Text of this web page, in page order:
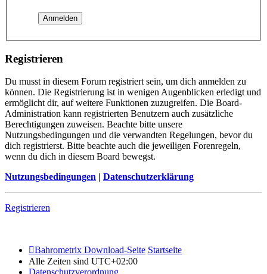
Registrieren
Du musst in diesem Forum registriert sein, um dich anmelden zu
können. Die Registrierung ist in wenigen Augenblicken erledigt und
ermöglicht dir, auf weitere Funktionen zuzugreifen. Die Board-
Administration kann registrierten Benutzern auch zusätzliche
Berechtigungen zuweisen. Beachte bitte unsere
Nutzungsbedingungen und die verwandten Regelungen, bevor du
dich registrierst. Bitte beachte auch die jeweiligen Forenregeln,
wenn du dich in diesem Board bewegst.
Nutzungsbedingungen | Datenschutzerklärung
Registrieren
Bahrometrix Download-Seite Startseite
Alle Zeiten sind UTC+02:00